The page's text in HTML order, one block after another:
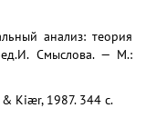
анализ: теория
Смыслова. — М.:
Kiær, 1987. 344 с.